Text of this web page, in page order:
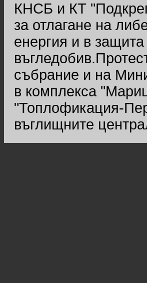
КНСБ и КТ
за отлагане на
енергия и в
събрание и на
в комплекса
"Топлофикация-
въглищните